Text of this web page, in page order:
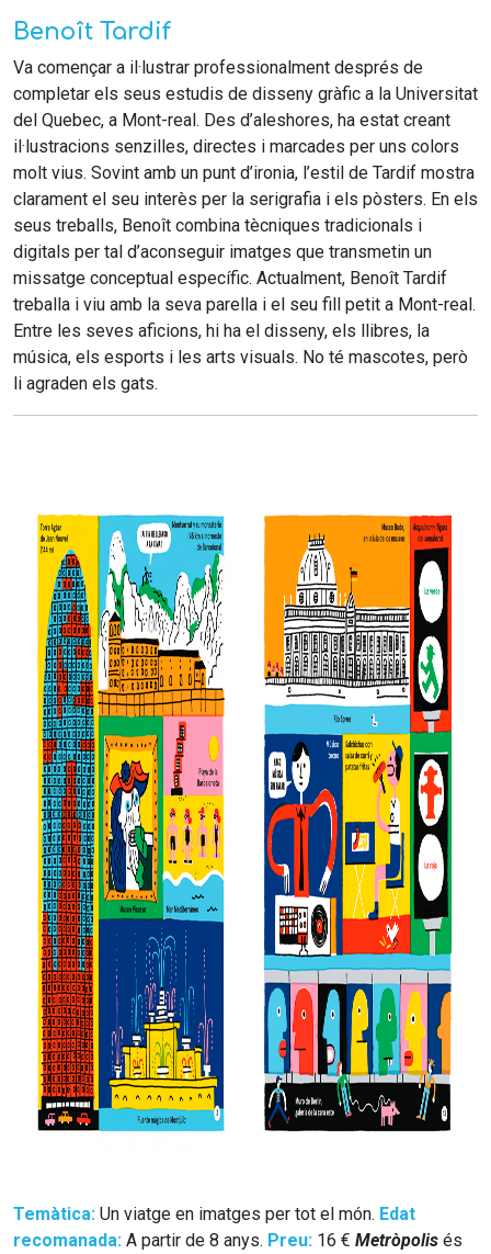
Benoît Tardif
Va començar a il·lustrar professionalment després de
completar els seus estudis de disseny gràfic a la Universitat
del Quebec, a Mont-real. Des d’aleshores, ha estat creant
il·lustracions senzilles, directes i marcades per uns colors
molt vius. Sovint amb un punt d’ironia, l’estil de Tardif mostra
clarament el seu interès per la serigrafia i els pòsters. En els
seus treballs, Benoît combina tècniques tradicionals i
digitals per tal d’aconseguir imatges que transmetin un
missatge conceptual específic. Actualment, Benoît Tardif
treballa i viu amb la seva parella i el seu fill petit a Mont-real.
Entre les seves aficions, hi ha el disseny, els llibres, la
música, els esports i les arts visuals. No té mascotes, però
li agraden els gats.
Temàtica: Un viatge en imatges per tot el món. Edat
recomanada: A partir de 8 anys. Preu: 16 € Metròpolis és